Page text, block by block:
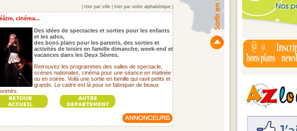
trier par ville trier par ordre alphabétique
cinéma...
Des idées de spectacles et sorties pour les enfants
et les ados,
des bons plans pour les parents, des sorties et
activités de loisirs en famille dimanche, week-end et
vacances dans les Deux Sèvres.
Retrouvez les programmes des salles de spectacle,
scènes nationales, cinéma pour une séance en matinée
ou en soirée. Voilà une sortie en famille qui ravit petits et
grands. Le cadre est là pour se fabriquer de beaux